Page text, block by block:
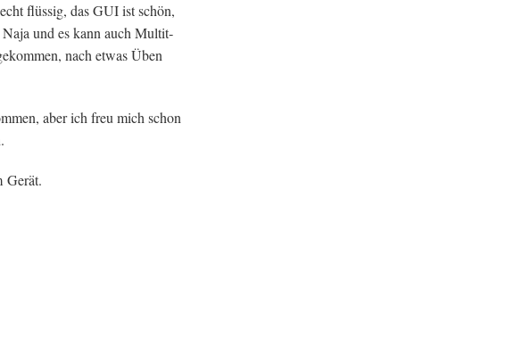
flüssig, dasGUIist schön,
Naja und es kann auch Mul­ti­t­
nach etwas Üben
aber ich freu mich schon
Gerät.